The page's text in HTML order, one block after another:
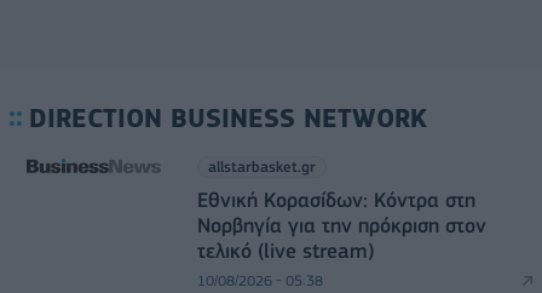
DIRECTION BUSINESS NETWORK
allstarbasket.gr
Εθνική Κορασίδων: Κόντρα στη
Νορβηγία για την πρόκριση στον
τελικό (live stream)
10/08/2026 - 05:38